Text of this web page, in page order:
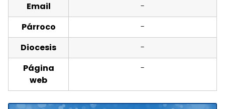
Email
-
Párroco
-
Diocesis
-
Página
web
-